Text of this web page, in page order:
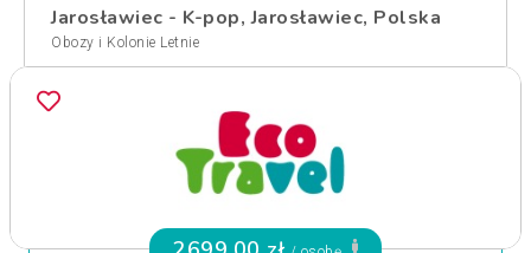
Jarosławiec - K-pop, Jarosławiec, Polska
Obozy i Kolonie Letnie